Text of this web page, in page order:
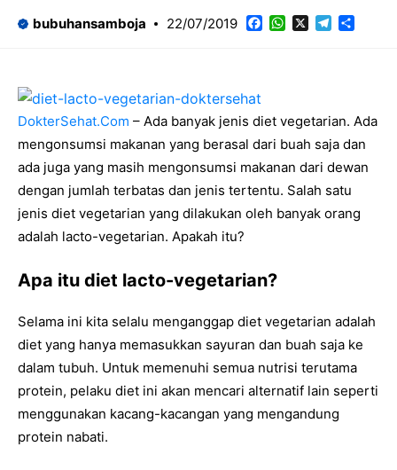
bubuhansamboja 22/07/2019 Facebook
WhatsAppTelegram
DokterSehat.Com – Ada banyak jenis diet vegetarian. Ada
mengonsumsi makanan yang berasal dari buah saja dan
ada juga yang masih mengonsumsi makanan dari dewan
dengan jumlah terbatas dan jenis tertentu. Salah satu
jenis diet vegetarian yang dilakukan oleh banyak orang
adalah lacto-vegetarian. Apakah itu?
Apa itu diet lacto-vegetarian?
Selama ini kita selalu menganggap diet vegetarian adalah
diet yang hanya memasukkan sayuran dan buah saja ke
dalam tubuh. Untuk memenuhi semua nutrisi terutama
protein, pelaku diet ini akan mencari alternatif lain seperti
menggunakan kacang-kacangan yang mengandung
protein nabati.